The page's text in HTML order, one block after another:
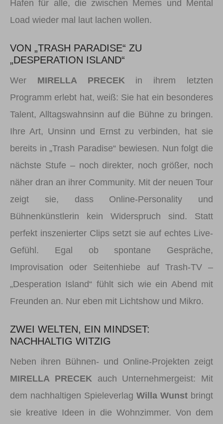
Hafen für alle, die zwischen Memes und Mental
Load wieder mal laut lachen wollen.
VON „TRASH PARADISE“ ZU
„DESPERATION ISLAND“
Wer MIRELLA PRECEKin ihrem letzten
Programm erlebt hat, weiß: Sie hat ein besonderes
Talent, Alltagswahnsinn auf die Bühne zu bringen.
Ihre Art, Unsinn und Ernst zu verbinden, hat sie
bereits in „Trash Paradise“ bewiesen. Nun folgt die
nächste Stufe – noch direkter, noch größer, noch
näher dran an ihrer Community. Mit der neuen Tour
zeigt sie, dass Online-Personality und
Bühnenkünstlerin kein Widerspruch sind. Statt
perfekt inszenierter Clips setzt sie auf echtes Live-
Gefühl. Egal ob spontane Gespräche,
Improvisation oder Seitenhiebe auf Trash-TV –
„Desperation Island“ fühlt sich wie ein Abend mit
Freunden an. Nur eben mit Lichtshow und Mikro.
ZWEI WELTEN, EIN MINDSET:
NACHHALTIG WITZIG
Neben ihren Bühnen- und Online-Projekten zeigt
MIRELLA PRECEKauch Unternehmergeist: Mit
dem nachhaltigen Spieleverlag Willa Wunst bringt
sie kreative Ideen in die Wohnzimmer. Von dem